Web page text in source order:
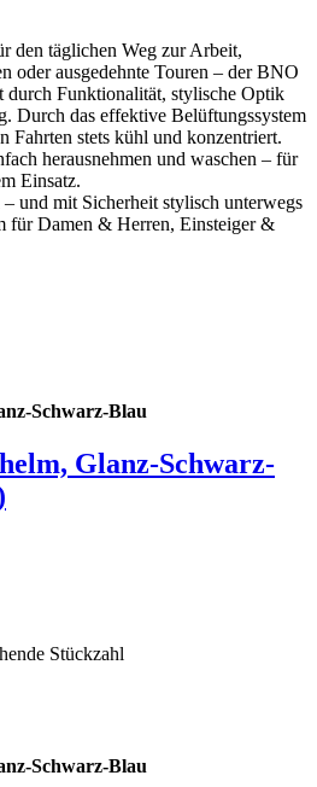
den täglichen Weg zur Arbeit,
oder ausgedehnte Touren – der BNO
durch Funktionalität, stylische Optik
Durch das effektive Belüftungssystem
Fahrten stets kühl und konzentriert.
herausnehmen und waschen – für
Einsatz.
und mit Sicherheit stylisch unterwegs
für Damen & Herren, Einsteiger &
Schwarz-Blau
Glanz-Schwarz-
Stückzahl
Schwarz-Blau